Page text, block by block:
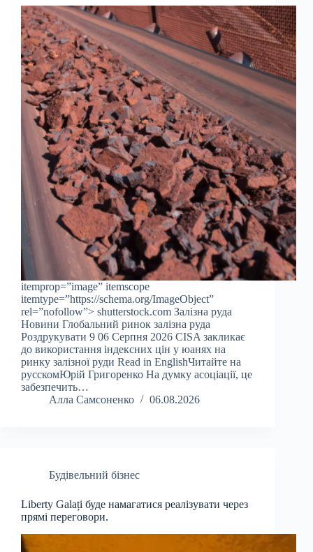
itemprop=”image” itemscope
itemtype=”https://schema.org/ImageObject”
rel=”nofollow”> shutterstock.com Залізна руда
Новини Глобальний ринок залізна руда
Роздрукувати 9 06 Серпня 2026 CISA закликає
до використання індексних цін у юанях на
ринку залізної руди Read in EnglishЧитайте на
русскомЮрій Григоренко На думку асоціації, це
забезпечить…
Алла Самсоненко
06.08.2026
Будівельний бізнес
Liberty Galați буде намагатися реалізувати через
прямі переговори.